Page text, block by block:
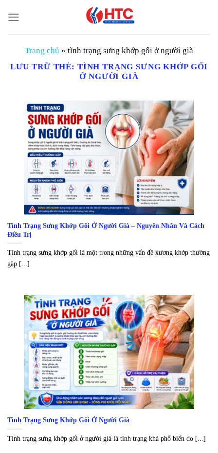
đến
nội
Trang chủ » tình trạng sưng khớp gối ở người già
LƯU TRỮ THẺ: TÌNH TRẠNG SƯNG KHỚP GỐI
Ở NGƯỜI GIÀ
Tình Trạng Sưng Khớp Gối Ở Người Già – Nguyên Nhân Và Cách
Điều Trị
Tình trạng sưng khớp gối là một trong những vấn đề xương khớp thường
gặp [...]
Tình Trạng Sưng Khớp Gối Ở Người Già
Tình trạng sưng khớp gối ở người già là tình trạng khá phổ biến do [...]